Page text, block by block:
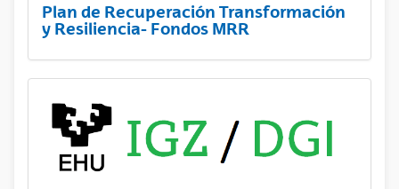
Plan de Recuperación Transformación
y Resiliencia- Fondos MRR